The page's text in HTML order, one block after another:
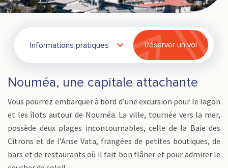
Informations pratiques Réserver un vol
Nouméa, une capitale attachante
Vous pourrez embarquer à bord d’une excursion pour le lagon
et les îlots autour de Nouméa. La ville, tournée vers la mer,
possède deux plages incontournables, celle de la Baie des
Citrons et de l’Anse Vata, frangées de petites boutiques, de
bars et de restaurants où il fait bon flâner et pour admirer le